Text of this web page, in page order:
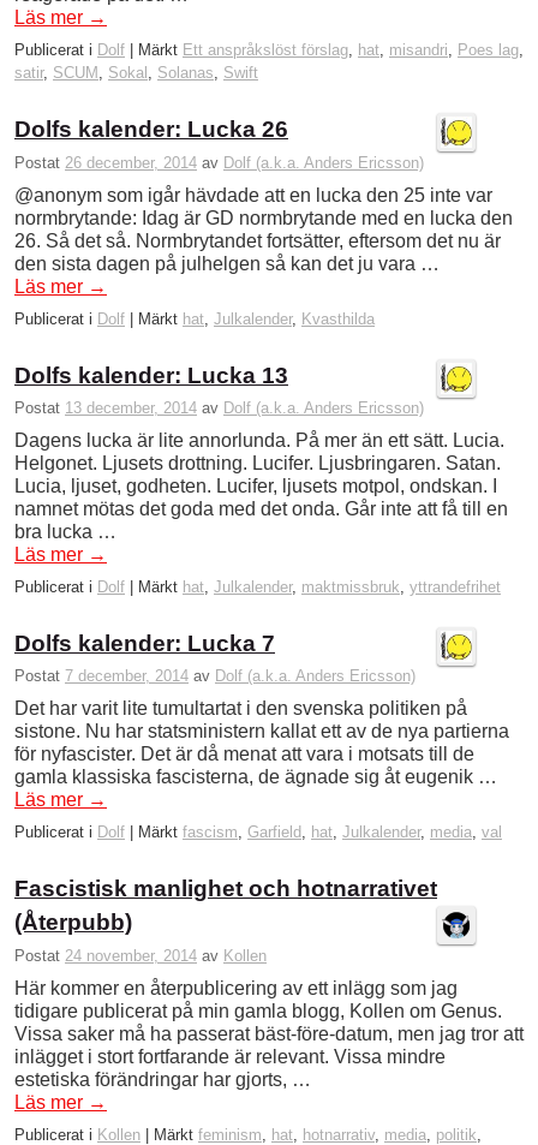
Läs mer →
Publicerat i Dolf Märkt Ett anspråkslöst förslag, hat, misandri, Poes lag,
satir, SCUM , Sokal , Solanas, Swift
Dolfs kalender: Lucka 26
Postat 26 december, 2014 av Dolf (a.k.a. Anders Ericsson)
@anonym som igår hävdade att en lucka den 25 inte var
normbrytande: Idag är GD normbrytande med en lucka den
26. Så det så. Normbrytandet fortsätter, eftersom det nu är
den sista dagen på julhelgen så kan det ju vara …
Läs mer →
Publicerat i Dolf | Märkt hat Julkalender, Kvasthilda
Dolfs kalender: Lucka 13
Postat 13 december, 2014 av Dolf (a.k.a. Anders Ericsson)
Dagens lucka är lite annorlunda. På mer än ett sätt. Lucia.
Helgonet. Ljusets drottning. Lucifer. Ljusbringaren. Satan.
Lucia, ljuset, godheten. Lucifer, ljusets motpol, ondskan. I
namnet mötas det goda med det onda. Går inte att få till en
bra lucka …
Läs mer →
Publicerat i Dolf Märkt hat Julkalender, maktmissbruk yttrandefrihet
Dolfs kalender: Lucka 7
Postat 7 december, 2014 av Dolf (a.k.a. Anders Ericsson)
Det har varit lite tumultartat i den svenska politiken på
sistone. Nu har statsministern kallat ett av de nya partierna
för nyfascister. Det är då menat att vara i motsats till de
gamla klassiska fascisterna, de ägnade sig åt eugenik …
Läs mer →
Publicerat i Dolf Märkt fascism, Garfield , hat, Julkalender, media, val
Fascistisk manlighet och hotnarrativet
(Återpubb)
Postat 24 november, 2014 av Kollen
Här kommer en återpublicering av ett inlägg som jag
tidigare publicerat på min gamla blogg, Kollen om Genus.
Vissa saker må ha passerat bäst-före-datum, men jag tror att
inlägget i stort fortfarande är relevant. Vissa mindre
estetiska förändringar har gjorts, …
Läs mer →
Publicerat i Kollen Märkt feminism hat hotnarrativ media politik